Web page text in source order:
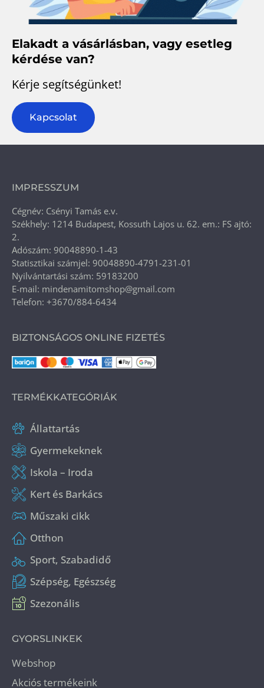
Elakadt a vásárlásban, vagy esetleg
kérdése van?
Kérje segítségünket!
Kapcsolat
IMPRESSZUM
Cégnév: Csényi Tamás e.v.
Székhely: 1214 Budapest, Kossuth Lajos u. 62. em.: FS ajtó:
2.
Adószám: 90048890-1-43
Statisztikai számjel: 90048890-4791-231-01
Nyilvántartási szám: 59183200
E-mail: mindenamitomshop@gmail.com
Telefon: +3670/884-6434
BIZTONSÁGOS ONLINE FIZETÉS
TERMÉKKATEGÓRIÁK
Állattartás
Gyermekeknek
Iskola – Iroda
Kert és Barkács
Műszaki cikk
Otthon
Sport, Szabadidő
Szépség, Egészség
Szezonális
GYORSLINKEK
Webshop
Akciós termékeink